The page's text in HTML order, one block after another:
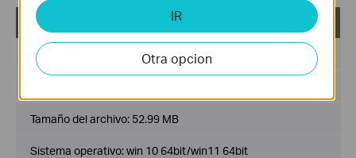
Archer TX55E(UN)_V1_220511_win10_win11
Fecha de Publicación:2022-06-10
Tamaño del archivo: 52.99 MB
Sistema operativo: win 10 64bit/win11 64bit
IR
Otra opcion